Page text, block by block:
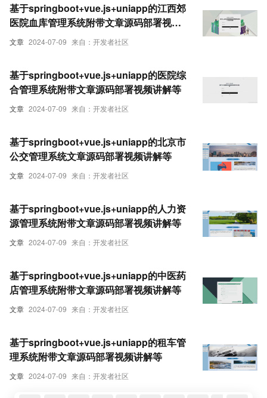
文章 2024-07-09 来自：开发者社区
基于springboot+vue.js+uniapp的江西郊
医院血库管理系统附带文章源码部署视频
讲解等
文章 2024-07-09 来自：开发者社区
基于springboot+vue.js+uniapp的医院综
合管理系统附带文章源码部署视频讲解等
文章 2024-07-09 来自：开发者社区
基于springboot+vue.js+uniapp的北京市
公交管理系统文章源码部署视频讲解等
文章 2024-07-09 来自：开发者社区
基于springboot+vue.js+uniapp的人力资
源管理系统附带文章源码部署视频讲解等
文章 2024-07-09 来自：开发者社区
基于springboot+vue.js+uniapp的中医药
店管理系统附带文章源码部署视频讲解等
文章 2024-07-09 来自：开发者社区
基于springboot+vue.js+uniapp的租车管
理系统附带文章源码部署视频讲解等